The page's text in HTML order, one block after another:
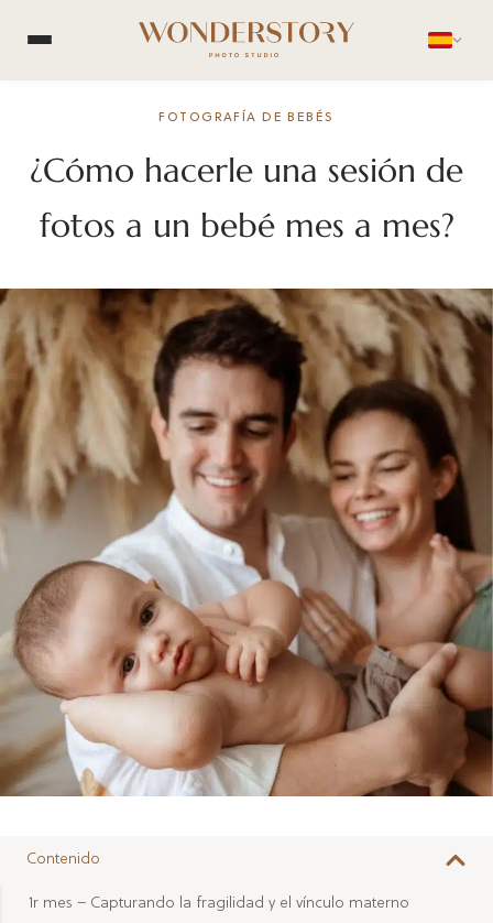
FOTOGRAFÍA DE BEBÉS
¿Cómo hacerle una sesión de
fotos a un bebé mes a mes?
Contenido
1r mes – Capturando la fragilidad y el vínculo materno